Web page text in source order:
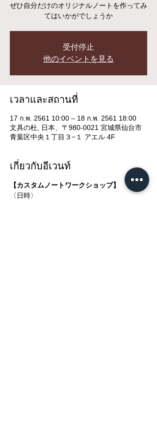
ぜひ自分だけのオリジナルノートを作ってみ
てはいかがでしょうか
受付停止
他のイベントを見る
เวลาและสถานที่
17 ก.พ. 2561 10:00 – 18 ก.พ. 2561 18:00
文具の杜, 日本、〒980-0021 宮城県仙台市
青葉区中央１丁目３−１ アエル 4F
เกี่ยวกับอีเวนท์
【カスタムノートワークショップ】
〈日時〉